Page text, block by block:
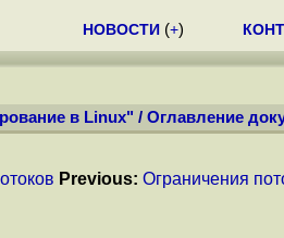
НОВОСТИ (+)
в Linux" / Оглавление
Previous: Ограничения